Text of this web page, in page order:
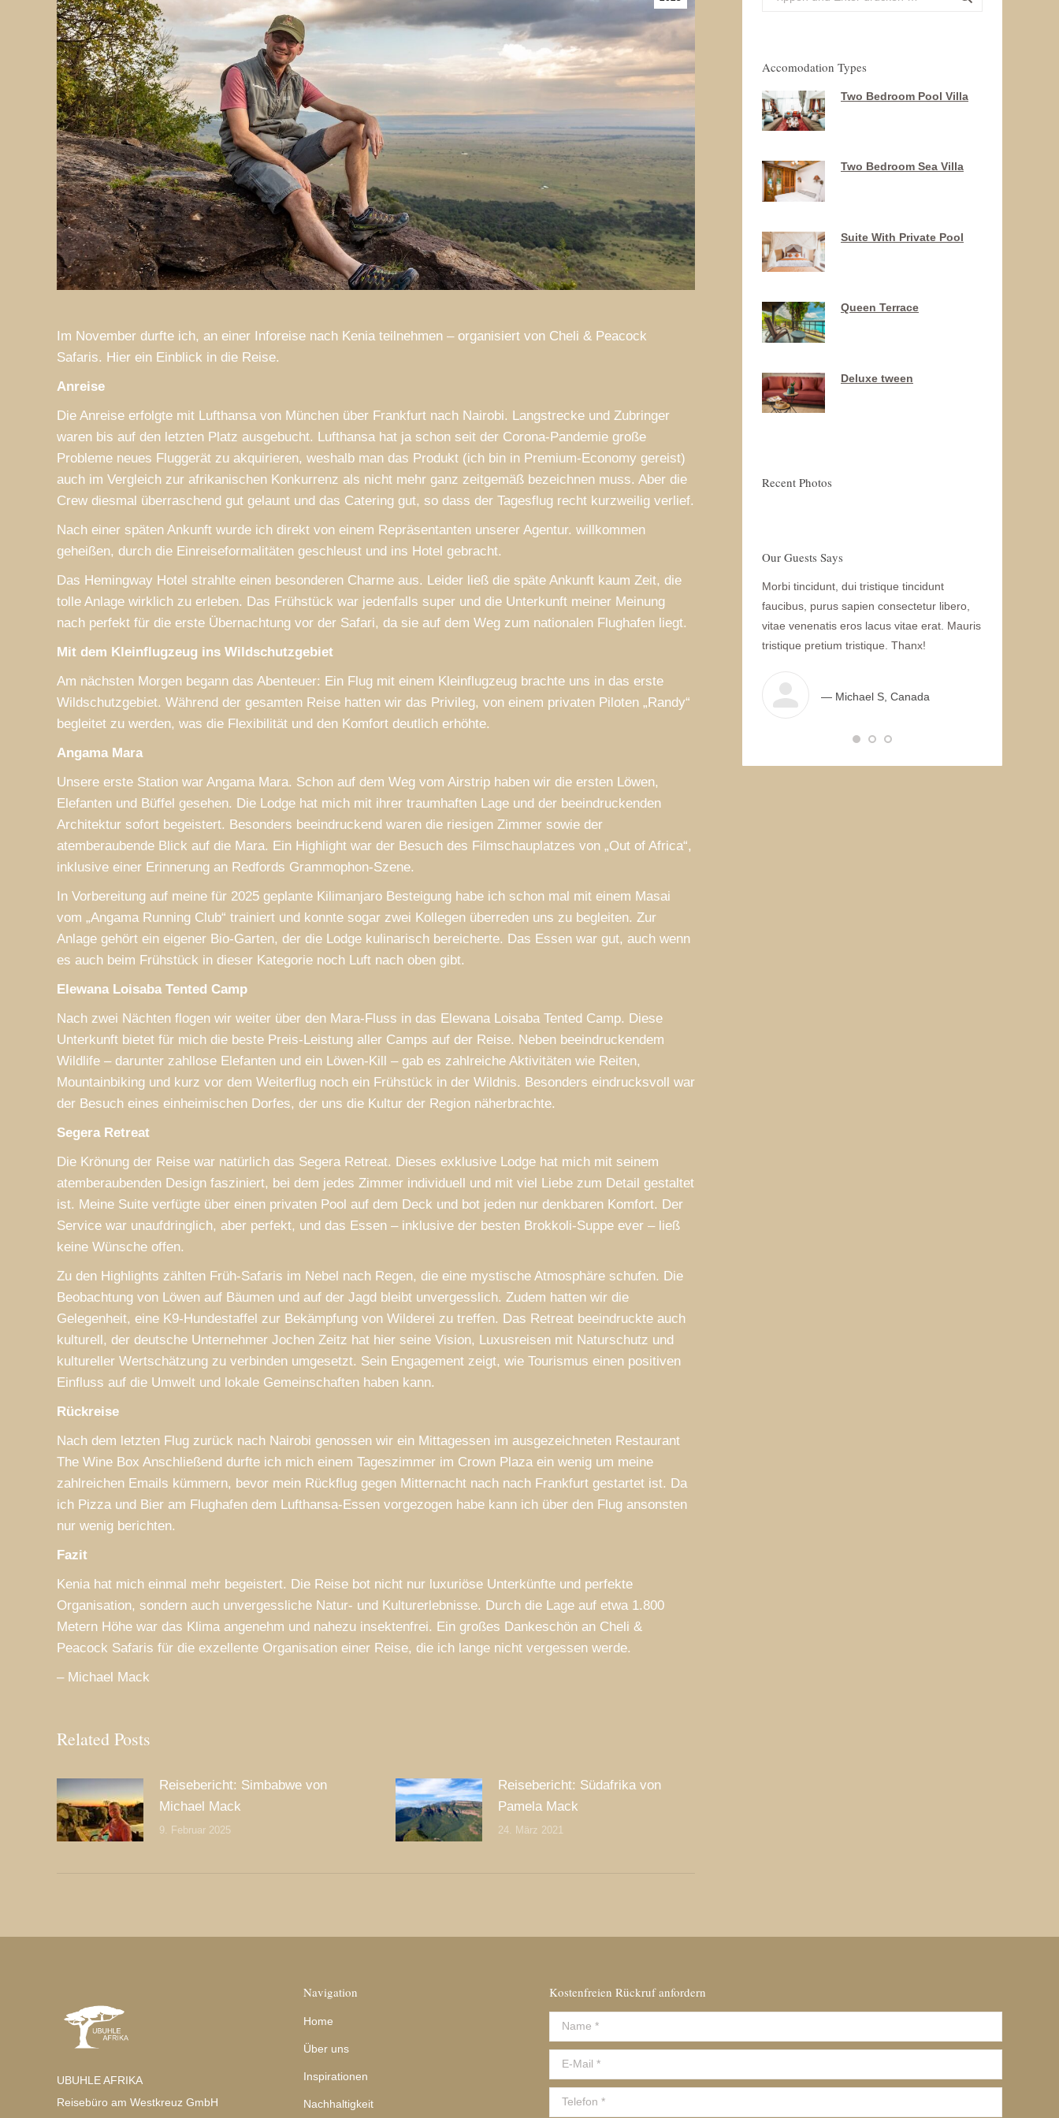
Im November durfte ich, an einer Inforeise nach Kenia teilnehmen – organisiert von Cheli & Peacock
Safaris. Hier ein Einblick in die Reise.
Anreise
Die Anreise erfolgte mit Lufthansa von München über Frankfurt nach Nairobi. Langstrecke und Zubringer
waren bis auf den letzten Platz ausgebucht. Lufthansa hat ja schon seit der Corona-Pandemie große
Probleme neues Fluggerät zu akquirieren, weshalb man das Produkt (ich bin in Premium-Economy gereist)
auch im Vergleich zur afrikanischen Konkurrenz als nicht mehr ganz zeitgemäß bezeichnen muss. Aber die
Crew diesmal überraschend gut gelaunt und das Catering gut, so dass der Tagesflug recht kurzweilig verlief.
Nach einer späten Ankunft wurde ich direkt von einem Repräsentanten unserer Agentur. willkommen
geheißen, durch die Einreiseformalitäten geschleust und ins Hotel gebracht.
Das Hemingway Hotel strahlte einen besonderen Charme aus. Leider ließ die späte Ankunft kaum Zeit, die
tolle Anlage wirklich zu erleben. Das Frühstück war jedenfalls super und die Unterkunft meiner Meinung
nach perfekt für die erste Übernachtung vor der Safari, da sie auf dem Weg zum nationalen Flughafen liegt.
Mit dem Kleinflugzeug ins Wildschutzgebiet
Am nächsten Morgen begann das Abenteuer: Ein Flug mit einem Kleinflugzeug brachte uns in das erste
Wildschutzgebiet. Während der gesamten Reise hatten wir das Privileg, von einem privaten Piloten „Randy“
begleitet zu werden, was die Flexibilität und den Komfort deutlich erhöhte.
Angama Mara
Unsere erste Station war Angama Mara. Schon auf dem Weg vom Airstrip haben wir die ersten Löwen,
Elefanten und Büffel gesehen. Die Lodge hat mich mit ihrer traumhaften Lage und der beeindruckenden
Architektur sofort begeistert. Besonders beeindruckend waren die riesigen Zimmer sowie der
atemberaubende Blick auf die Mara. Ein Highlight war der Besuch des Filmschauplatzes von „Out of Africa“,
inklusive einer Erinnerung an Redfords Grammophon-Szene.
In Vorbereitung auf meine für 2025 geplante Kilimanjaro Besteigung habe ich schon mal mit einem Masai
vom „Angama Running Club“ trainiert und konnte sogar zwei Kollegen überreden uns zu begleiten. Zur
Anlage gehört ein eigener Bio-Garten, der die Lodge kulinarisch bereicherte. Das Essen war gut, auch wenn
es auch beim Frühstück in dieser Kategorie noch Luft nach oben gibt.
Elewana Loisaba Tented Camp
Nach zwei Nächten flogen wir weiter über den Mara-Fluss in das Elewana Loisaba Tented Camp. Diese
Unterkunft bietet für mich die beste Preis-Leistung aller Camps auf der Reise. Neben beeindruckendem
Wildlife – darunter zahllose Elefanten und ein Löwen-Kill – gab es zahlreiche Aktivitäten wie Reiten,
Mountainbiking und kurz vor dem Weiterflug noch ein Frühstück in der Wildnis. Besonders eindrucksvoll war
der Besuch eines einheimischen Dorfes, der uns die Kultur der Region näherbrachte.
Segera Retreat
Die Krönung der Reise war natürlich das Segera Retreat. Dieses exklusive Lodge hat mich mit seinem
atemberaubenden Design fasziniert, bei dem jedes Zimmer individuell und mit viel Liebe zum Detail gestaltet
ist. Meine Suite verfügte über einen privaten Pool auf dem Deck und bot jeden nur denkbaren Komfort. Der
Service war unaufdringlich, aber perfekt, und das Essen – inklusive der besten Brokkoli-Suppe ever – ließ
keine Wünsche offen.
Zu den Highlights zählten Früh-Safaris im Nebel nach Regen, die eine mystische Atmosphäre schufen. Die
Beobachtung von Löwen auf Bäumen und auf der Jagd bleibt unvergesslich. Zudem hatten wir die
Gelegenheit, eine K9-Hundestaffel zur Bekämpfung von Wilderei zu treffen. Das Retreat beeindruckte auch
kulturell, der deutsche Unternehmer Jochen Zeitz hat hier seine Vision, Luxusreisen mit Naturschutz und
kultureller Wertschätzung zu verbinden umgesetzt. Sein Engagement zeigt, wie Tourismus einen positiven
Einfluss auf die Umwelt und lokale Gemeinschaften haben kann.
Rückreise
Nach dem letzten Flug zurück nach Nairobi genossen wir ein Mittagessen im ausgezeichneten Restaurant
The Wine Box Anschließend durfte ich mich einem Tageszimmer im Crown Plaza ein wenig um meine
zahlreichen Emails kümmern, bevor mein Rückflug gegen Mitternacht nach nach Frankfurt gestartet ist. Da
ich Pizza und Bier am Flughafen dem Lufthansa-Essen vorgezogen habe kann ich über den Flug ansonsten
nur wenig berichten.
Fazit
Kenia hat mich einmal mehr begeistert. Die Reise bot nicht nur luxuriöse Unterkünfte und perfekte
Organisation, sondern auch unvergessliche Natur- und Kulturerlebnisse. Durch die Lage auf etwa 1.800
Metern Höhe war das Klima angenehm und nahezu insektenfrei. Ein großes Dankeschön an Cheli &
Peacock Safaris für die exzellente Organisation einer Reise, die ich lange nicht vergessen werde.
– Michael Mack
Related Posts
Reisebericht: Simbabwe von
Michael Mack
9. Februar 2025
Reisebericht: Südafrika von
Pamela Mack
24. März 2021
Accomodation Types
Two Bedroom Pool Villa
Two Bedroom Sea Villa
Suite With Private Pool
Queen Terrace
Deluxe tween
Recent Photos
Our Guests Says
WOW! Dapibus velit vel suscipit malesuada.
Morbi tincidunt, purus sapien consectetur
libero, vitae venenatis eros lacus vitae erat.
Mauris tristique pretium tristique.
— Nikita B, Australia
In volutpat vehicula iaculis. Nullam dapibus
velit vel suscipit malesuada. Morbi tincidunt,
dui tristique tincidunt faucibus, purus sapien
tristique.
Morbi tincidunt, dui tristique tincidunt
faucibus, purus sapien consectetur libero,
vitae venenatis eros lacus vitae erat. Mauris
tristique pretium tristique. Thanx!
— Michael S, Canada
UBUHLE AFRIKA
Reisebüro am Westkreuz GmbH
Navigation
Home
Über uns
Inspirationen
Nachhaltigkeit
Kostenfreien Rückruf anfordern
Name *
E-Mail *
Telefon *